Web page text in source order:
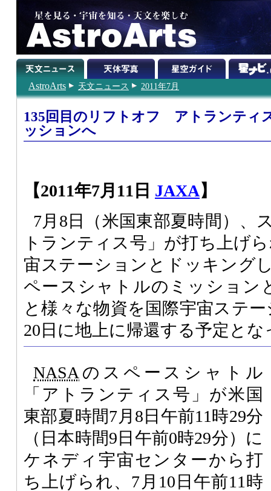
AstroArts 天文ニュース 2011年7月
135回目のリフトオフ アトランティ
ッションへ
【2011年7月11日 JAXA】
7月8日（米国東部夏時間）、
トランティス号」が打ち上げ
宙ステーションとドッキング
ペースシャトルのミッション
と様々な物資を国際宇宙ステ
20日に地上に帰還する予定と
NASA のスペースシャトル
「アトランティス号」が米国
東部夏時間7月8日午前11時29分
（日本時間9日午前0時29分）に
ケネディ宇宙センターから打
ち上げられ、7月10日午前11時